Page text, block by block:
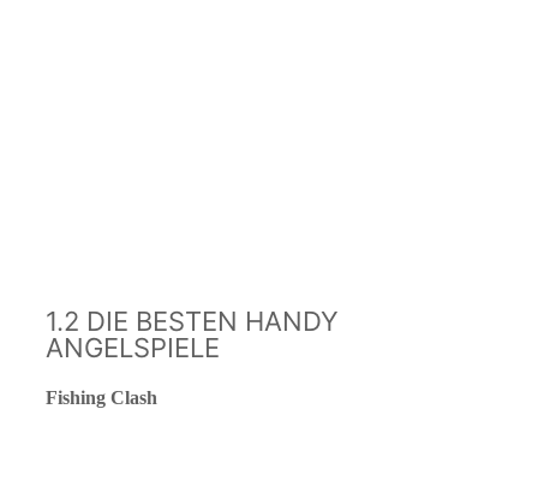
1.2 DIE BESTEN HANDY
ANGELSPIELE
Fishing Clash